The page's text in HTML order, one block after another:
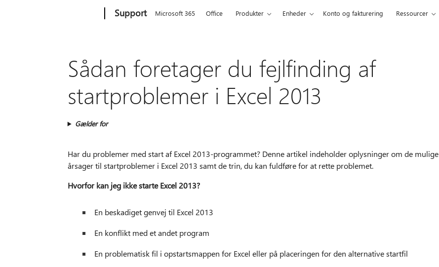
Support Microsoft 365 Office Produkter Enheder Konto og fakturering Ressourcer
Sådan foretager du fejlfinding af
startproblemer i Excel 2013
Gælder for
Har du problemer med start af Excel 2013-programmet? Denne artikel indeholder oplysninger om de mulige
årsager til startproblemer i Excel 2013 samt de trin, du kan fuldføre for at rette problemet.
Hvorfor kan jeg ikke starte Excel 2013?
En beskadiget genvej til Excel 2013
En konflikt med et andet program
En problematisk fil i opstartsmappen for Excel eller på placeringen for den alternative startfil